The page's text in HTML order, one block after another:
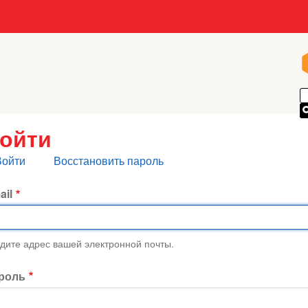
Восстановить пароль
адрес вашей электронной почты.